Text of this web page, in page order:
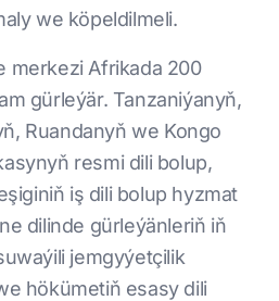
we köpeldilmeli.
merkezi Afrikada 200
gürleýär. Tanzaniýanyň,
Ruandanyň we Kongo
resmi dili bolup,
iş dili bolup hyzmat
dilinde gürleýänleriň iň
jemgyýetçilik
hökümetiň esasy dili